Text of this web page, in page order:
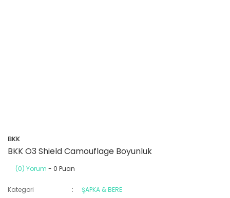
BKK
BKK O3 Shield Camouflage Boyunluk
(0) Yorum - 0 Puan
Kategori
ŞAPKA & BERE